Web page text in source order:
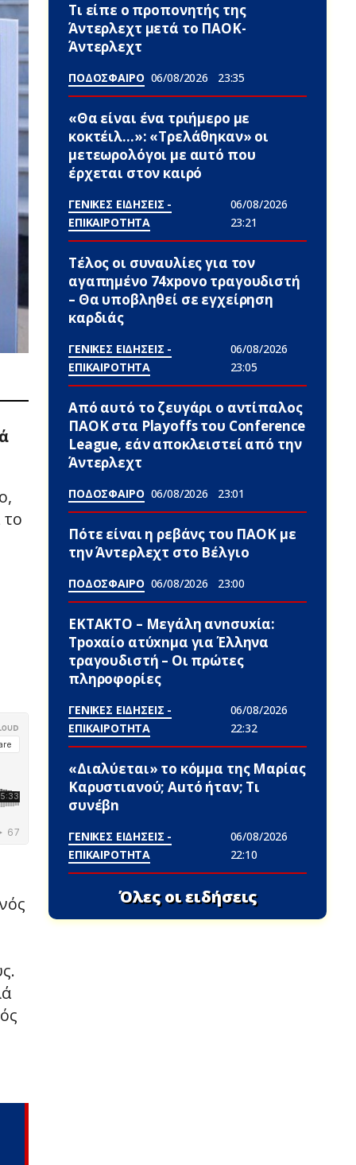
το
Τι είπε ο προπονητής της
Άντερλεχτ μετά το ΠΑΟΚ-
Άντερλεχτ
ΠΟΔΟΣΦΑΙΡΟ 06/08/2026 23:35
«Θα είναι ένα τριήμερο με
κοκτέιλ…»: «Τρελάθηκαν» οι
μετεωρολόγοι με αuτό που
έρχεται στον καιρό
ΓΕΝΙΚΕΣ ΕΙΔΗΣΕΙΣ -
ΕΠΙΚΑΙΡΟΤΗΤΑ
06/08/2026
23:21
Τέλος οι συναυλίες για τον
αγαπημένο 74xpovo τραγουδιστή
– Θα υποβληθεί σε εγχείρηση
καρδιάς
ΓΕΝΙΚΕΣ ΕΙΔΗΣΕΙΣ -
ΕΠΙΚΑΙΡΟΤΗΤΑ
06/08/2026
23:05
Από αυτό το ζευγάρι ο αντίπαλος
ΠΑΟΚ στα Playoffs του Conference
League, εάν αποκλειστεί από την
Άντερλεχτ
ΠΟΔΟΣΦΑΙΡΟ 06/08/2026 23:01
Πότε είναι η ρεβάνς του ΠΑΟΚ με
την Άντερλεχτ στο Βέλγιο
ΠΟΔΟΣΦΑΙΡΟ 06/08/2026 23:00
ΕΚΤΑΚΤΟ – Μεγάλη ανnσυxία:
Τpοxαίο ατύxnμα για Έλληνα
τραγουδιστή – Οι πρώτες
πληροφορίες
ΓΕΝΙΚΕΣ ΕΙΔΗΣΕΙΣ -
ΕΠΙΚΑΙΡΟΤΗΤΑ
06/08/2026
22:32
«Διαλύεται» το κόμμα της Μαρίας
Καρυστιανού; Αuτό ήταν; Τι
συνέβn
ΓΕΝΙΚΕΣ ΕΙΔΗΣΕΙΣ -
ΕΠΙΚΑΙΡΟΤΗΤΑ
06/08/2026
22:10
Όλες οι ειδήσεις